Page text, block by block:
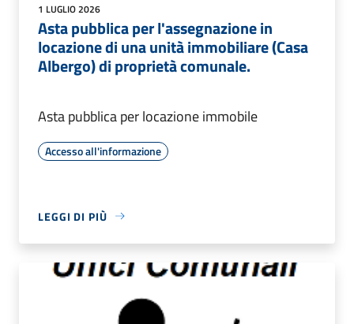
1 LUGLIO 2026
Asta pubblica per l'assegnazione in
locazione di una unità immobiliare (Casa
Albergo) di proprietà comunale.
Asta pubblica per locazione immobile
Accesso all'informazione
LEGGI DI PIÙ